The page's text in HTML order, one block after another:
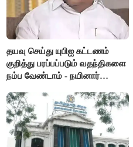
தயவு செய்து யுபிஐ கட்டணம்
குறித்து பரப்பப்படும் வதந்திகளை
நம்ப வேண்டாம் - நயினார்